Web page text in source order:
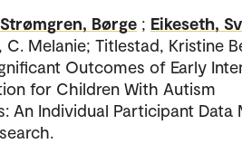
Strømgren, Børge ; Eikeseth,
C. Melanie; Titlestad, Kristine
Outcomes of Early
for Children With Autism
An Individual Participant Data